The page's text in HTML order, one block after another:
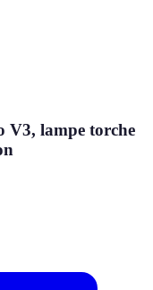
V3, lampe torche